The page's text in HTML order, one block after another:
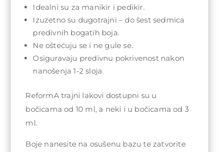
Idealni su za manikir i pedikir.
Izuzetno su dugotrajni – do šest sedmica
predivnih bogatih boja.
Ne oštećuju se i ne gule se.
Osiguravaju predivnu pokrivenost nakon
nanošenja 1-2 sloja.
ReformA trajni lakovi dostupni su u
bočicama od 10 ml, a neki i u bočicama od 3
ml.
Boje nanesite na osušenu bazu te zatvorite